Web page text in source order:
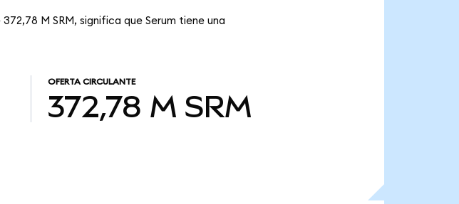
M SRM, significa que Serum tiene una
OFERTA CIRCULANTE
372,78 M SRM